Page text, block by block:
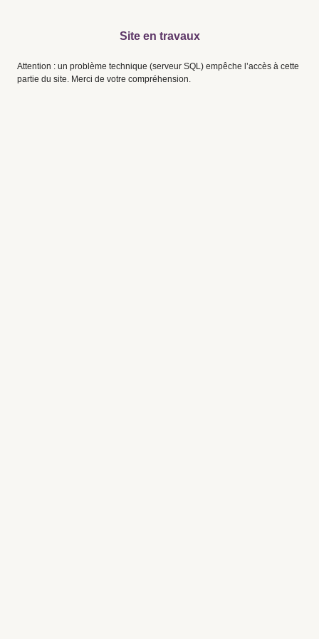
Site en travaux
Attention : un problème technique (serveur SQL) empêche l’accès à cette
partie du site. Merci de votre compréhension.